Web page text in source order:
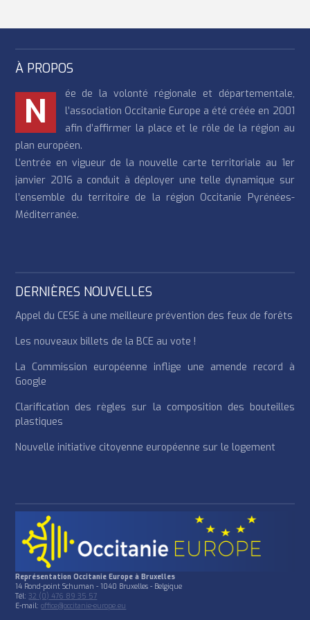
À PROPOS
N
ée de la volonté régionale et départementale,
l’association Occitanie Europe a été créée en 2001
afin d’affirmer la place et le rôle de la région au
plan européen.
L’entrée en vigueur de la nouvelle carte territoriale au 1er
janvier 2016 a conduit à déployer une telle dynamique sur
l’ensemble du territoire de la région Occitanie Pyrénées-
Méditerranée.
DERNIÈRES NOUVELLES
Appel du CESE à une meilleure prévention des feux de forêts
Les nouveaux billets de la BCE au vote !
La Commission européenne inflige une amende record à
Google
Clarification des règles sur la composition des bouteilles
plastiques
Nouvelle initiative citoyenne européenne sur le logement
Représentation Occitanie Europe à Bruxelles
14 Rond-point Schuman - 1040 Bruxelles - Belgique
Tél:32 (0) 476 89 35 57
E-mail:office@occitanie-europe.eu